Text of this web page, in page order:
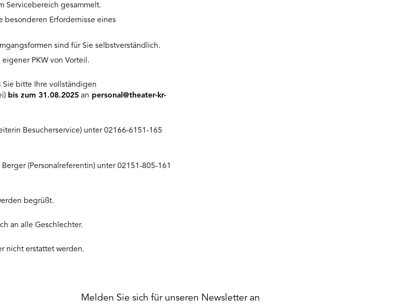
Servicebereich gesammelt.
besonderen Erfordernisse eines
sind für Sie selbstverständlich.
PKW von Vorteil.
Sie bitte Ihre vollständigen
bis zum 31.08.2025 an personal@theater-kr-
Besucherservice) unter 02166-6151-165
(Personalreferentin) unter 02151-805-161
begrüßt.
an alle Geschlechter.
nicht erstattet werden.
Melden Sie sich für unseren Newsletter an